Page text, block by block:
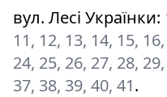
вул. Лесі Українки:
11, 12, 13, 14, 15,
24, 25, 26, 27, 28,
37, 38, 39, 40, 41.